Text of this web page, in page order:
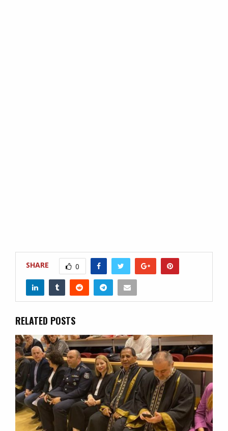
SHARE 0
RELATED POSTS